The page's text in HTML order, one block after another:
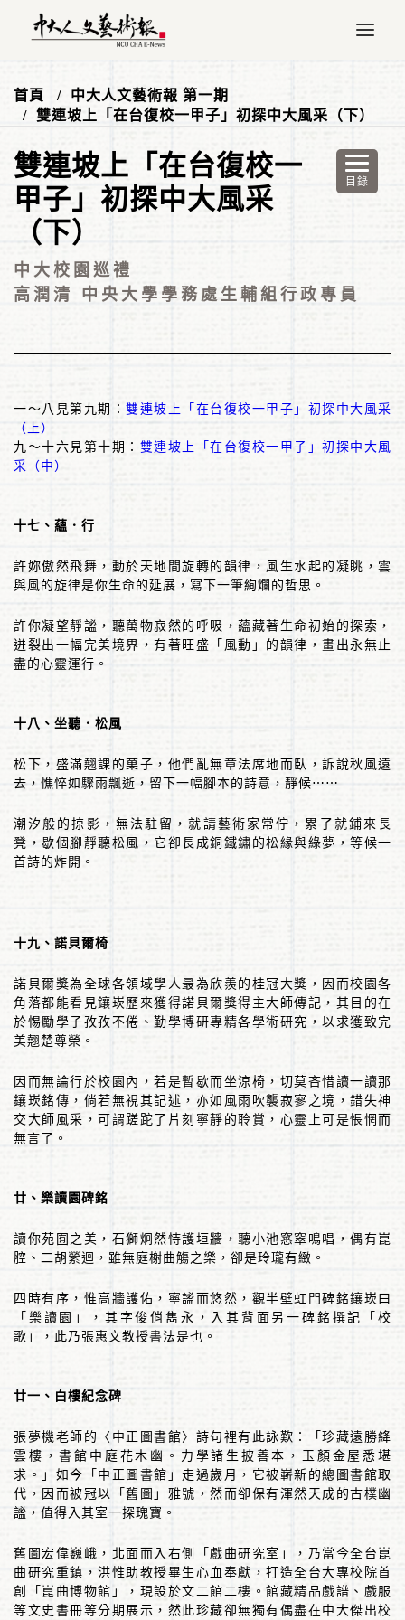
首頁
中大人文藝術報 第一期
雙連坡上「在台復校一甲子」初探中大風采（下）
雙連坡上「在台復校一
甲子」初探中大風采
（下）
中大校園巡禮
高潤清 中央大學學務處生輔組行政專員
一～八見第九期： 雙連坡上「在台復校一甲子」初探中大風采
（上）
九～十六見第十期： 雙連坡上「在台復校一甲子」初探中大風
采（中）
十七、蘊．行
許妳傲然飛舞，動於天地間旋轉的韻律，風生水起的凝眺，雲
與風的旋律是你生命的延展，寫下一筆絢爛的哲思。
許你凝望靜謐，聽萬物寂然的呼吸，蘊藏著生命初始的探索，
迸裂出一幅完美境界，有著旺盛「風動」的韻律，畫出永無止
盡的心靈運行。
十八、坐聽．松風
松下，盛滿翹課的菓子，他們亂無章法席地而臥，訴說秋風遠
去，憔悴如驟雨飄逝，留下一幅腳本的詩意，靜候⋯⋯
潮汐般的掠影，無法駐留，就請藝術家常佇，累了就鋪來長
凳，歇個腳靜聽松風，它卻長成銅鐵鏽的松緣與綠夢，等候一
首詩的炸開。
十九、諾貝爾椅
諾貝爾獎為全球各領域學人最為欣羨的桂冠大獎，因而校園各
角落都能看見鑲崁歷來獲得諾貝爾獎得主大師傳記，其目的在
於惕勵學子孜孜不倦、勤學博研專精各學術研究，以求獲致完
美翹楚尊榮。
因而無論行於校園內，若是暫歇而坐涼椅，切莫吝惜讀一讀那
鑲崁銘傳，倘若無視其記述，亦如風雨吹襲寂寥之境，錯失神
交大師風采，可謂蹉跎了片刻寧靜的聆賞，心靈上可是悵惘而
無言了。
廿、樂讀園碑銘
讀你苑囿之美，石獅炯然恃護垣牆，聽小池窸窣鳴唱，偶有崑
腔、二胡縈迴，雖無庭榭曲觴之樂，卻是玲瓏有緻。
四時有序，惟高牆護佑，寧謐而悠然，觀半壁虹門碑銘鑲崁曰
「樂讀園」，其字俊俏雋永，入其背面另一碑銘撰記「校
歌」，此乃張惠文教授書法是也。
廿一、白樓紀念碑
張夢機老師的〈中正圖書館〉詩句裡有此詠歎：「珍藏遠勝絳
雲樓，書館中庭花木幽。力學諸生披善本，玉顏金屋悉堪
求。」如今「中正圖書館」走過歲月，它被嶄新的總圖書館取
代，因而被冠以「舊圖」雅號，然而卻保有渾然天成的古樸幽
謐，值得入其室一探瑰寶。
舊圖宏偉巍峨，北面而入右側「戲曲研究室」，乃當今全台崑
曲研究重鎮，洪惟助教授畢生心血奉獻，打造全台大專校院首
創「崑曲博物館」，現設於文二館二樓。館藏精品戲譜、戲服
等文史書冊等分期展示，然此珍藏卻無獨有偶盡在中大傑出校